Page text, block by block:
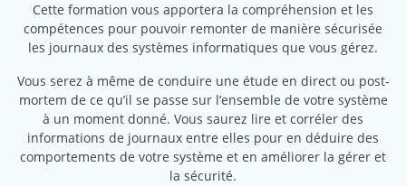
Cette formation vous apportera la compréhension et les
compétences pour pouvoir remonter de manière sécurisée
les journaux des systèmes informatiques que vous gérez.
Vous serez à même de conduire une étude en direct ou post-
mortem de ce qu’il se passe sur l’ensemble de votre système
à un moment donné. Vous saurez lire et corréler des
informations de journaux entre elles pour en déduire des
comportements de votre système et en améliorer la gérer et
la sécurité.